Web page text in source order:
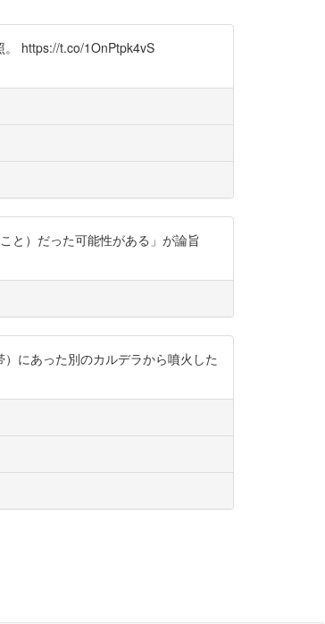
。 https://t.co/1OnPtpk4vS
と）だった可能性がある」が論旨
にあった別のカルデラから噴火した